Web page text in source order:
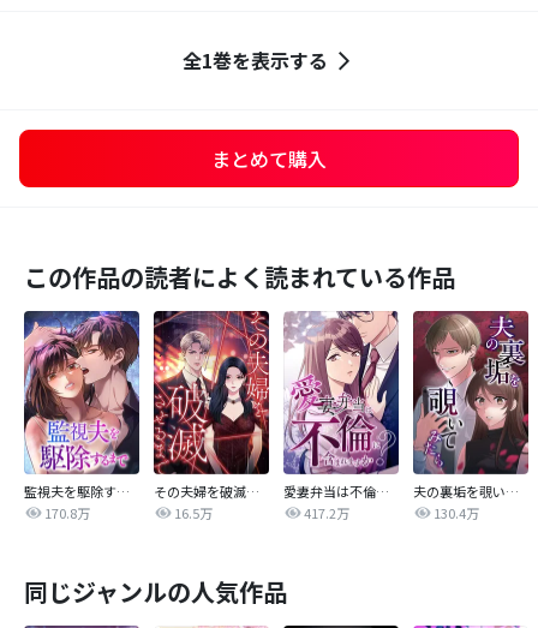
全1巻を表示する
まとめて購入
この作品の読者によく読まれている作品
監視夫を駆除するまで
170.8万
その夫婦を破滅させるまで
16.5万
愛妻弁当は不倫に含まれますか？
417.2万
夫の裏垢を覗いてみたら
130.4万
同じジャンルの人気作品